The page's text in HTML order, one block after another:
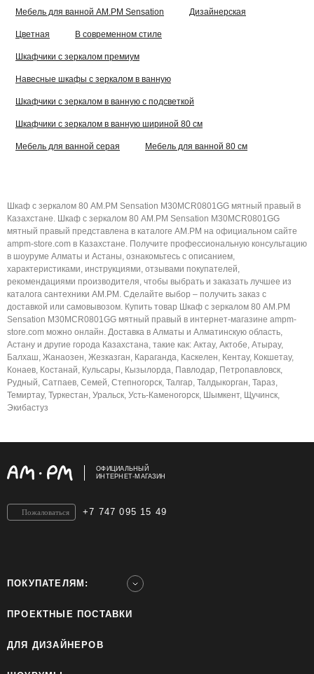
Мебель для ванной AM.PM Sensation Дизайнерская
Цветная В современном стиле
Шкафчики с зеркалом премиум
Навесные шкафы с зеркалом в ванную
Шкафчики с зеркалом в ванную с подсветкой
Шкафчики с зеркалом в ванную шириной 80 см
Мебель для ванной серая Мебель для ванной 80 см
Шкаф с зеркалом 80 AM.PM Sensation M30MCR0801GG мятный правый в
Казахстане. Шкаф с зеркалом 80 AM.PM Sensation M30MCR0801GG
мятный правый представлена в каталоге AM.PM на официальном сайте
ampm-store.com в Казахстане. Получите профессиональную консультацию
в шоуруме Алматы и Астаны, ознакомьтесь с описанием,
характеристиками, инструкциями, отзывами покупателей,
рекомендациями производителя, чтобы выбрать и заказать лучшее из
каталога сантехники AM.PM. Сделайте выбор – получить заказ с
доставкой или самовывозом. Купить товар Шкаф с зеркалом 80 AM.PM
Sensation M30MCR0801GG мятный правый в интернет-магазине ampm-
store.com можно онлайн. Доставка в Алматы и Алматинскую область,
Астану и другие города Казахстана, такие как: Актау, Актобе, Атырау,
Балхаш, Жанаозен, Жезказган, Караганда, Каскелен, Кентау, Кокшетау,
Конаев, Костанай, Кульсары, Кызылорда, Павлодар, Петропавловск,
Рудный, Сатпаев, Семей, Степногорск, Талгар, Талдыкорган, Тараз,
Темиртау, Туркестан, Уральск, Усть-Каменогорск, Шымкент, Щучинск,
Экибастуз
ОФИЦИАЛЬНЫЙ
ИНТЕРНЕТ-МАГАЗИН
+7 747 095 15 49
Пожаловаться
ПОКУПАТЕЛЯМ:
ПРОЕКТНЫЕ ПОСТАВКИ
ДЛЯ ДИЗАЙНЕРОВ